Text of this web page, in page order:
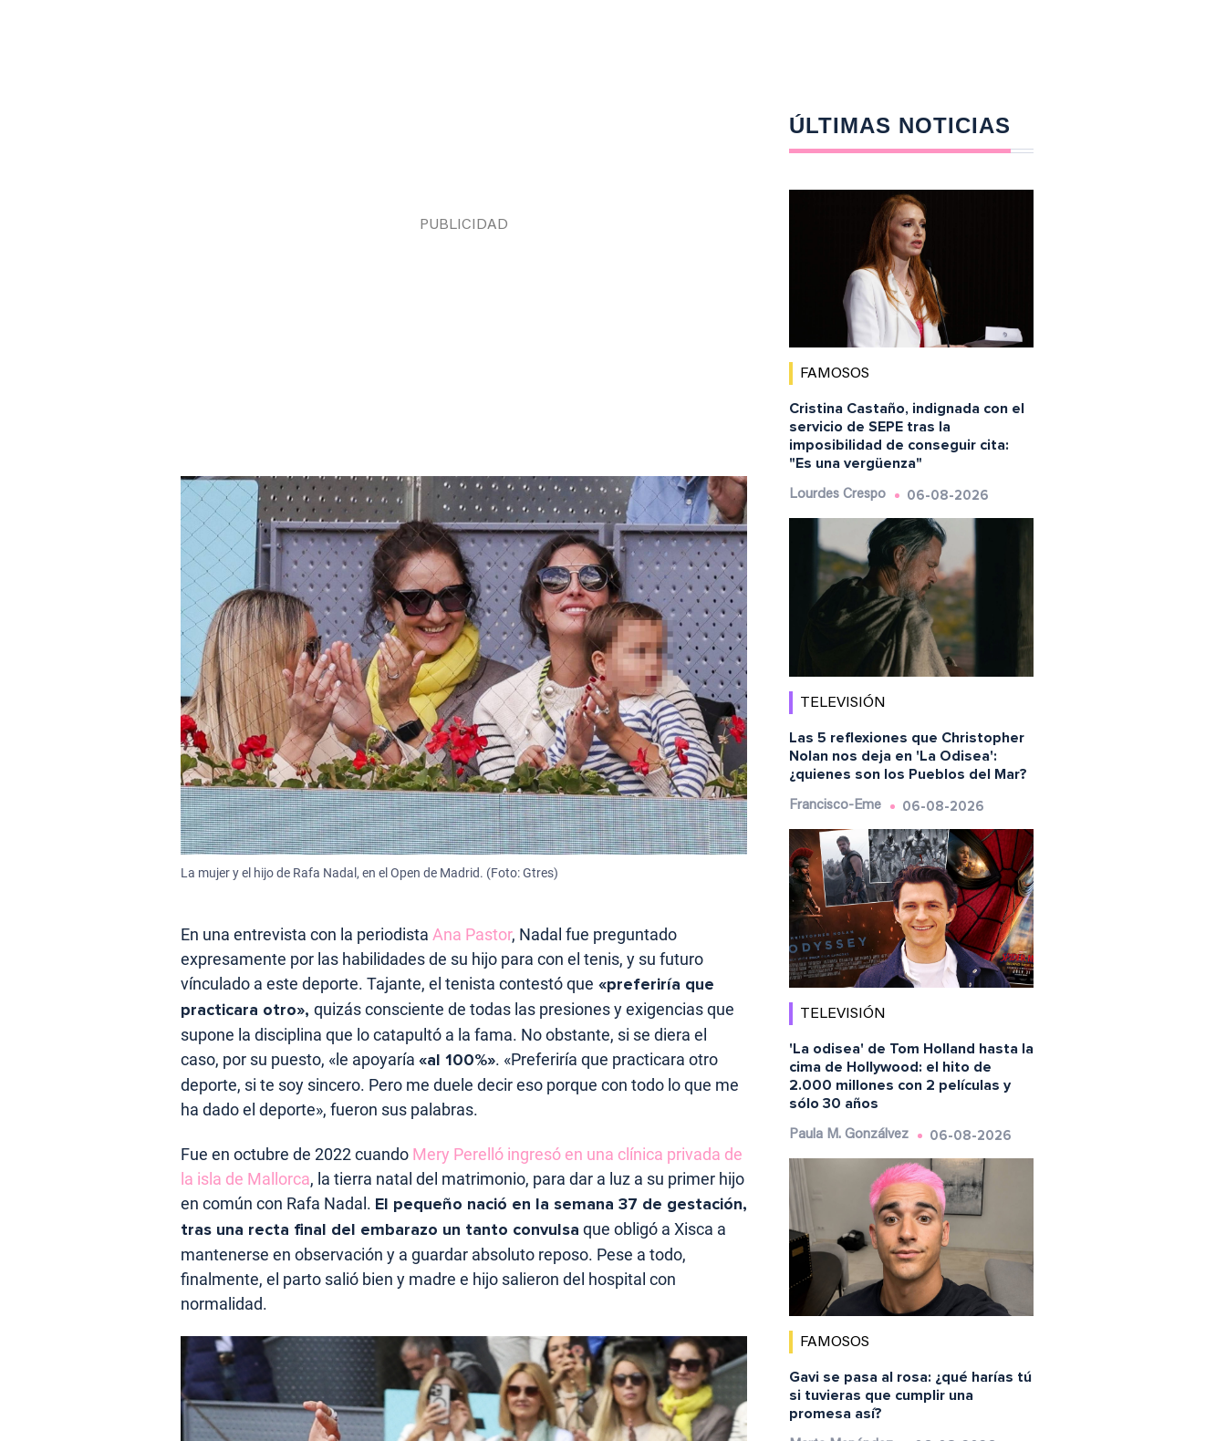
La mujer y el hijo de Rafa Nadal, en el Open de Madrid. (Foto: Gtres)
En una entrevista con la periodista Ana Pastor, Nadal fue preguntado
expresamente por las habilidades de su hijo para con el tenis, y su futuro
vínculado a este deporte. Tajante, el tenista contestó que «preferiría que
practicara otro», quizás consciente de todas las presiones y exigencias que
supone la disciplina que lo catapultó a la fama. No obstante, si se diera el
caso, por su puesto, «le apoyaría «al 100%». «Preferiría que practicara otro
deporte, si te soy sincero. Pero me duele decir eso porque con todo lo que me
ha dado el deporte», fueron sus palabras.
Fue en octubre de 2022 cuando Mery Perelló ingresó en una clínica privada de
la isla de Mallorca, la tierra natal del matrimonio, para dar a luz a su primer hijo
en común con Rafa Nadal. El pequeño nació en la semana 37 de gestación,
tras una recta final del embarazo un tanto convulsa que obligó a Xisca a
mantenerse en observación y a guardar absoluto reposo. Pese a todo,
finalmente, el parto salió bien y madre e hijo salieron del hospital con
normalidad.
ÚLTIMAS NOTICIAS
FAMOSOS
Cristina Castaño, indignada con el
servicio de SEPE tras la
imposibilidad de conseguir cita:
"Es una vergüenza"
Lourdes Crespo 06-08-2026
TELEVISIÓN
Las 5 reflexiones que Christopher
Nolan nos deja en 'La Odisea':
¿quienes son los Pueblos del Mar?
Francisco-Eme 06-08-2026
TELEVISIÓN
'La odisea' de Tom Holland hasta la
cima de Hollywood: el hito de
2.000 millones con 2 películas y
sólo 30 años
Paula M. Gonzálvez 06-08-2026
FAMOSOS
Gavi se pasa al rosa: ¿qué harías tú
si tuvieras que cumplir una
promesa así?